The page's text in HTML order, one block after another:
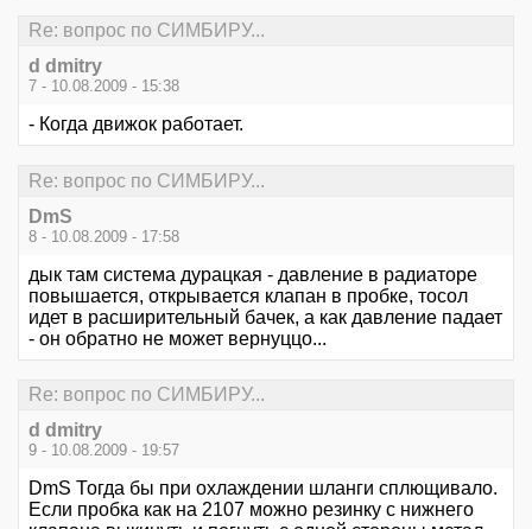
Re: вопрос по СИМБИРУ...
d dmitry
7 - 10.08.2009 - 15:38
- Когда движок работает.
Re: вопрос по СИМБИРУ...
DmS
8 - 10.08.2009 - 17:58
дык там система дурацкая - давление в радиаторе
повышается, открывается клапан в пробке, тосол
идет в расширительный бачек, а как давление падает
- он обратно не может вернуццо...
Re: вопрос по СИМБИРУ...
d dmitry
9 - 10.08.2009 - 19:57
DmS Тогда бы при охлаждении шланги сплющивало.
Если пробка как на 2107 можно резинку с нижнего